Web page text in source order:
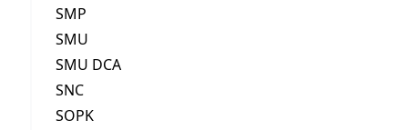
SMP
SMU
SMU DCA
SNC
SOPK